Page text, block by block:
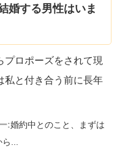
婚する男性はいま
プロポーズをされて現
私と付き合う前に長年
:婚約中とのこと、まずは
...